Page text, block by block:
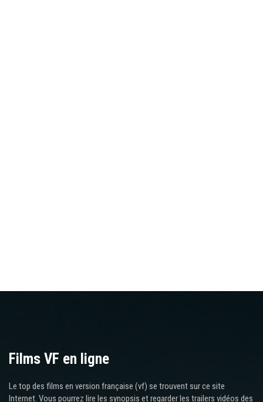
Films VF en ligne
Le top des films en version française (vf) se trouvent sur ce site
Internet. Vous pourrez lire les synopsis et regarder les trailers vidéos des